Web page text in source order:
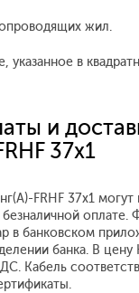
жил.
указанное в
и
37х1
FRHF 37х1
оплате.
в банковском
банка. В цену
Кабель